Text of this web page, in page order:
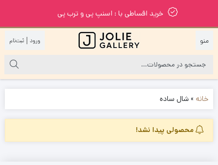
خرید اقساطی با : اسنپ پی و ترب پی
|
خانه »شال ساده
محصولی پیدا نشد!